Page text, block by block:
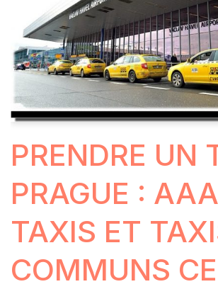
PRENDRE UN
PRAGUE : AAA
TAXIS ET
COMMUNS